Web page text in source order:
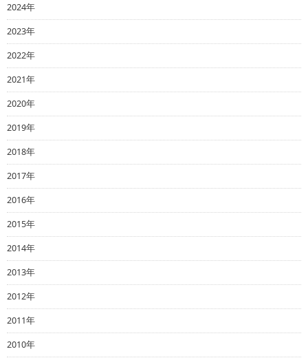
2024年
2023年
2022年
2021年
2020年
2019年
2018年
2017年
2016年
2015年
2014年
2013年
2012年
2011年
2010年